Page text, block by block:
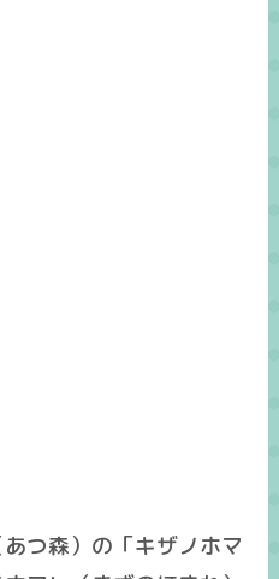
つ森）の「キザノホマ